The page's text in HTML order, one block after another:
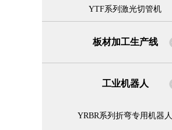
YTF系列激光切管机
板材加工生产线
工业机器人
YRBR系列折弯专用机器人